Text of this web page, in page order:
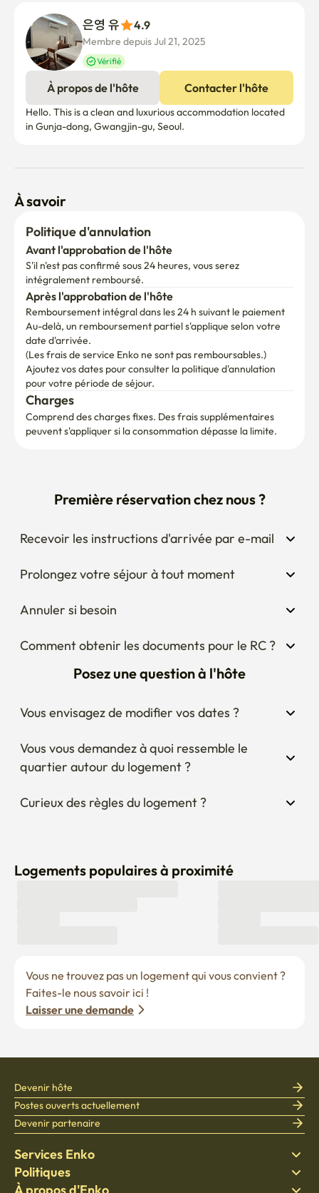
은영 유 4.9
Membre depuis Jul 21, 2025
Vérifié
À propos de l'hôte Contacter l'hôte
Hello. This is a clean and luxurious accommodation located
in Gunja-dong, Gwangjin-gu, Seoul.
À savoir
Politique d'annulation
Avant l'approbation de l'hôte
S'il n'est pas confirmé sous 24 heures, vous serez
intégralement remboursé.
Après l'approbation de l'hôte
Remboursement intégral dans les 24 h suivant le paiement
Au-delà, un remboursement partiel s'applique selon votre
date d'arrivée.
(Les frais de service Enko ne sont pas remboursables.)
Ajoutez vos dates pour consulter la politique d'annulation
pour votre période de séjour.
Charges
Comprend des charges fixes. Des frais supplémentaires
peuvent s'appliquer si la consommation dépasse la limite.
Première réservation chez nous ?
Recevoir les instructions d'arrivée par e-mail
Prolongez votre séjour à tout moment
Annuler si besoin
Comment obtenir les documents pour le RC ?
Posez une question à l'hôte
Vous envisagez de modifier vos dates ?
Vous vous demandez à quoi ressemble le
quartier autour du logement ?
Curieux des règles du logement ?
Logements populaires à proximité
Vous ne trouvez pas un logement qui vous convient ?
Faites-le nous savoir ici !
Laisser une demande
Services Enko
Trouver un logement
Literie
Politiques
Politique de confidentialité
Devenir hôte
Postes ouverts actuellement
Devenir partenaire